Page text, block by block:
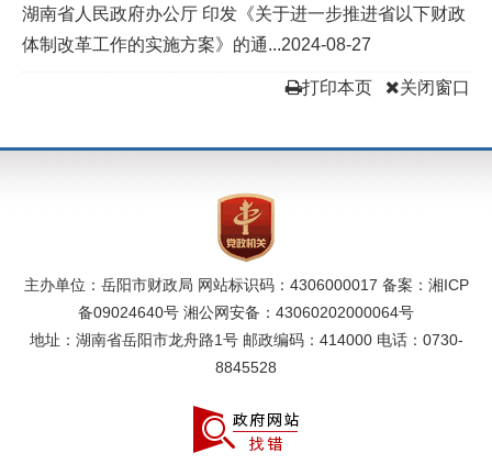
湖南省人民政府办公厅 印发《关于进一步推进省以下财政
体制改革工作的实施方案》的通...2024-08-27
打印本页 关闭窗口
主办单位：岳阳市财政局 网站标识码：4306000017 备案： 湘ICP
备09024640号 湘公网安备：43060202000064号
地址：湖南省岳阳市龙舟路1号 邮政编码：414000 电话：0730-
8845528